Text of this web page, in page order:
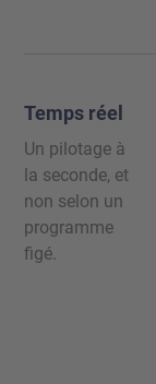
Temps réel
Un pilotage à
la seconde, et
non selon un
programme
figé.